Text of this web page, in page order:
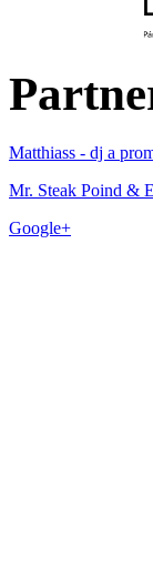
Matthiass - dj a
Mr. Steak Poind &
Google+